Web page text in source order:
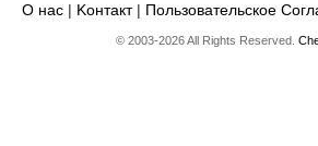
О нас | Kонтакт| Пользовательское
© 2003-2026 All Rights Reserved.